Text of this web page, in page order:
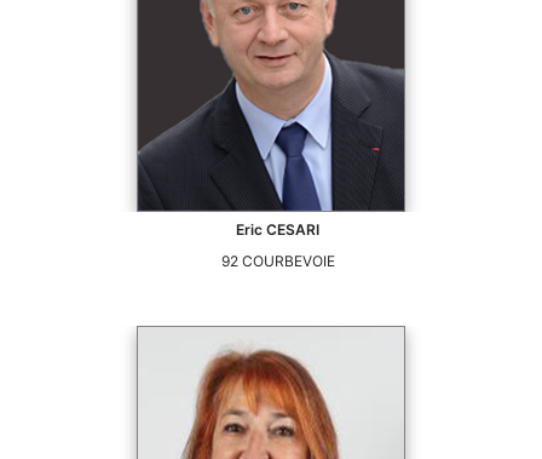
Eric CESARI
92 COURBEVOIE